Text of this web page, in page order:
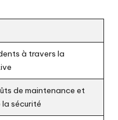
à travers la
de maintenance et
sécurité